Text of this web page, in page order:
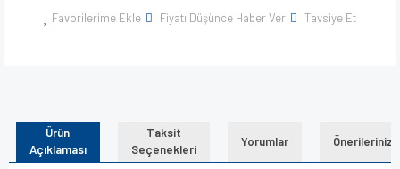
Favorilerime Ekle Fiyatı Düşünce Haber Ver Tavsiye Et
Ürün
Açıklaması
Taksit
Seçenekleri
Yorumlar Önerileriniz